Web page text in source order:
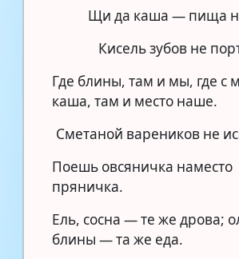
Щи да каша — пища
Кисель зубов не
Где блины, там и мы, где с
каша, там и место наше.
Сметаной вареников не
Поешь овсяничка наместо
пряничка.
Ель, сосна — те же дрова;
блины — та же еда.